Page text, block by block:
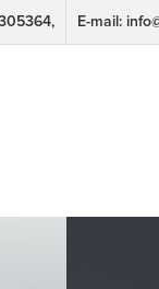
E-mail: